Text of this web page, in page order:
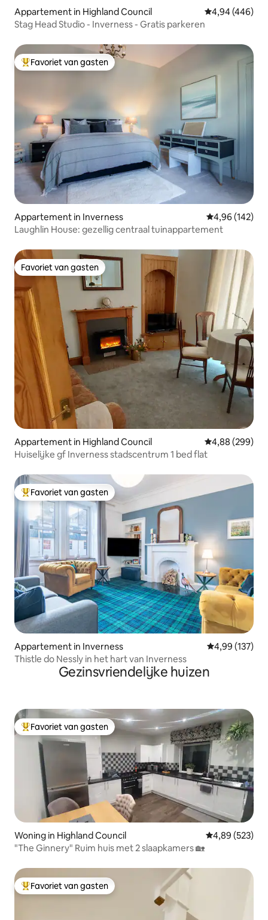
Appartement in Highland Council Gemiddelde
4,94 (446)
Stag Head Studio - Inverness - Gratis parkeren
Topfavoriet van gasten
Favoriet van gasten
Appartement in Inverness Gemiddelde
4,96 (142)
Laughlin House: gezellig centraal tuinappartement
Favoriet van gasten
Favoriet van gasten
Appartement in Highland Council Gemiddelde
4,88 (299)
Huiselijke gf Inverness stadscentrum 1 bed flat
Topfavoriet van gasten
Favoriet van gasten
Appartement in Inverness Gemiddelde
4,99 (137)
Thistle do Nessly in het hart van Inverness
Gezinsvriendelijke huizen
Topfavoriet van gasten
Favoriet van gasten
Woning in Highland Council Gemiddelde
4,89 (523)
"The Ginnery" Ruim huis met 2 slaapkamers 🏡
Topfavoriet van gasten
Favoriet van gasten